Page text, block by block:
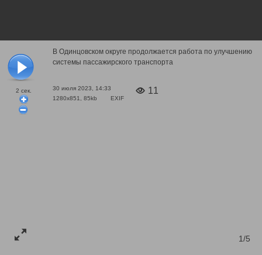
2 сек.
В Одинцовском округе продолжается работа по улучшению
системы пассажирского транспорта
30 июля 2023, 14:33
1280x851, 85kb
EXIF
11
1/5